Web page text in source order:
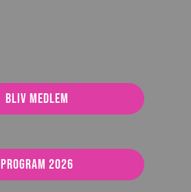
Bliv medlem
Program 2026